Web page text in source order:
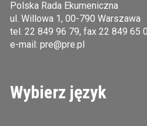
Polska Rada Ekumeniczna
ul. Willowa 1, 00-790 Warszawa
tel. 22 849 96 79, fax 22 849 65
e-mail: pre@pre.pl
Wybierz język